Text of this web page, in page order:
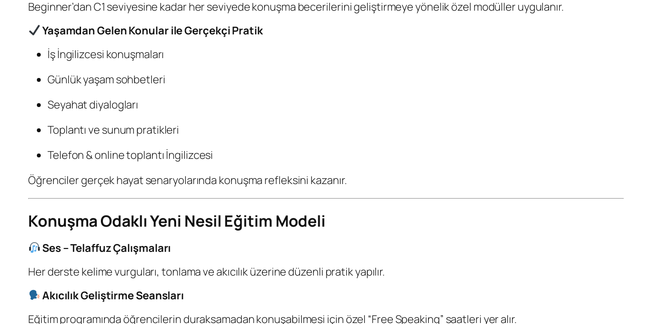
Beginner’dan C1 seviyesine kadar her seviyede konuşma becerilerini geliştirmeye yönelik özel modüller uygulanır.
Yaşamdan Gelen Konular ile Gerçekçi Pratik
İş İngilizcesi konuşmaları
Günlük yaşam sohbetleri
Seyahat diyalogları
Toplantı ve sunum pratikleri
Telefon & online toplantı İngilizcesi
Öğrenciler gerçek hayat senaryolarında konuşma refleksini kazanır.
Konuşma Odaklı Yeni Nesil Eğitim Modeli
Ses – Telaffuz Çalışmaları
Her derste kelime vurguları, tonlama ve akıcılık üzerine düzenli pratik yapılır.
Akıcılık Geliştirme Seansları
Eğitim programında öğrencilerin duraksamadan konuşabilmesi için özel “Free Speaking” saatleri yer alır.